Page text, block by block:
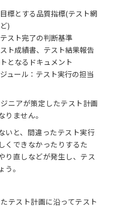
標とする品質指標(テスト網
)
スト完了の判断基準
ト成績書、テスト結果報告
となるドキュメント
ュール：テスト実行の担当
ニアが策定したテスト計画
ません。
いと、間違ったテスト実行
くできなかったりするた
り直しなどが発生し、テス
。
テスト計画に沿ってテスト